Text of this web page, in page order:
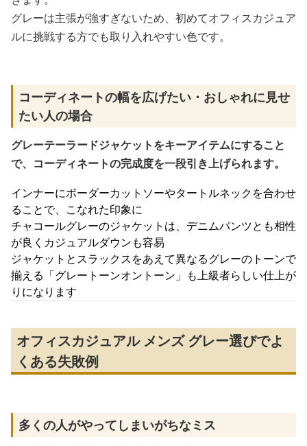
グレーは主張が強すぎないため、初めてオフィスカジュア
ルに挑戦する方でも取り入れやすい色です。
コーディネートの幅を広げたい・おしゃれに見せ
たい人の場合
グレーテーラードジャケットをキーアイテムにすること
で、コーディネートの完成度を一段引き上げられます。
インナーにボーダーカットソーやタートルネックを合わせ
ることで、こなれた印象に
チャコールグレーのジャケットは、デニムパンツとも相性
が良くカジュアルダウンも容易
ジャケットとスラックスをあえて異なるグレーのトーンで
揃える「グレートーンオントーン」も上級者らしい仕上が
りになります
オフィスカジュアル メンズ グレー選びでよ
くある失敗例
多くの人がやってしまいがちなミス